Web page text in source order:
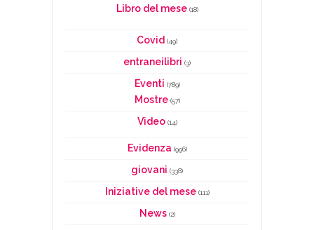
Libro del mese(18)
Covid (49)
entraneilibri (3)
Eventi (789)
Mostre(57)
Video(14)
Evidenza (996)
giovani (338)
Iniziative del mese(111)
News(2)